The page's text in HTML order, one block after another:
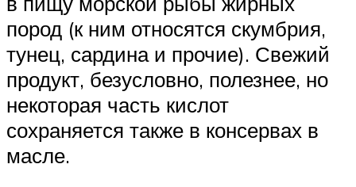
пород (к ним относятся скумбрия,
тунец, сардина и прочие). Свежий
продукт, безусловно, полезнее, но
некоторая часть кислот
сохраняется также в консервах в
масле.